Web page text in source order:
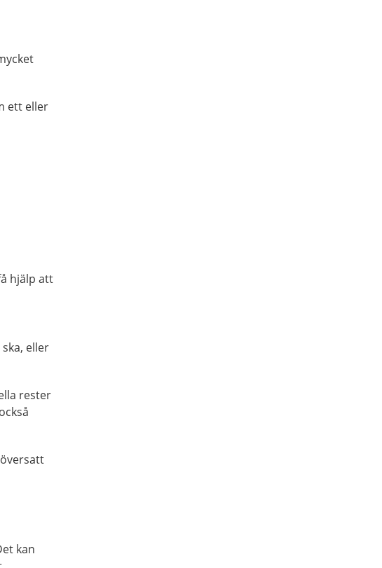
ett eller
hjälp att
eller
rester
kan